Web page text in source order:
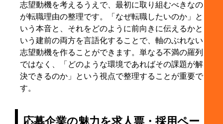
志望動機を考えるうえで、最初に取り組むべきなの
が転職理由の整理です。「なぜ転職したいのか」と
いう本音と、それをどのように前向きに伝えるかと
いう建前の両方を言語化することで、軸のぶれない
志望動機を作ることができます。単なる不満の羅列
ではなく、「どのような環境であればその課題が解
決できるのか」という視点で整理することが重要で
す。
応募企業の魅力を求人票・採用ペー